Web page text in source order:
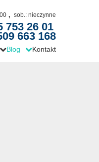
, sob.: nieczynne
753 26 01
663 168
Blog Kontakt